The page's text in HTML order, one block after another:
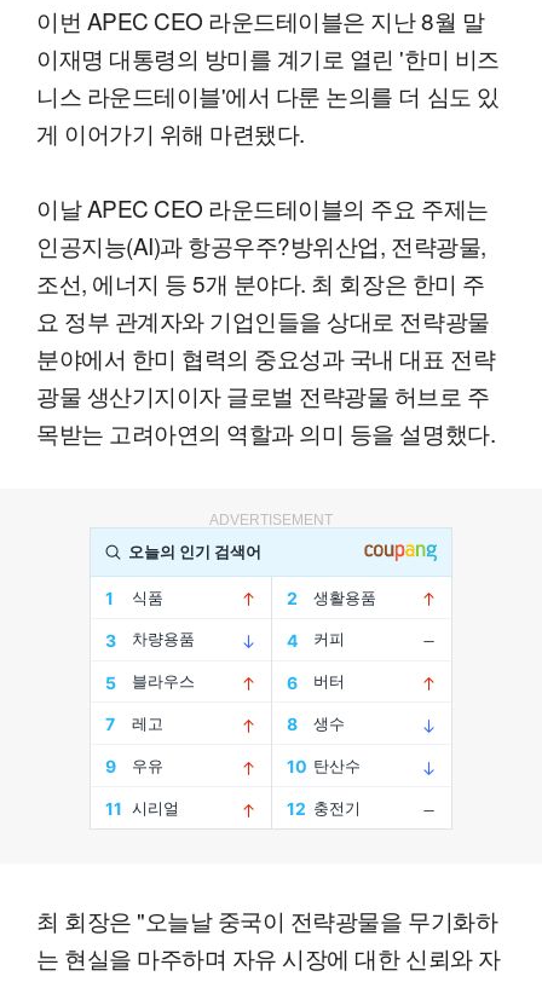
이번 APEC CEO 라운드테이블은 지난 8월 말
이재명 대통령의 방미를 계기로 열린 '한미 비즈
니스 라운드테이블'에서 다룬 논의를 더 심도 있
게 이어가기 위해 마련됐다.
이날 APEC CEO 라운드테이블의 주요 주제는
인공지능(AI)과 항공우주?방위산업, 전략광물,
조선, 에너지 등 5개 분야다. 최 회장은 한미 주
요 정부 관계자와 기업인들을 상대로 전략광물
분야에서 한미 협력의 중요성과 국내 대표 전략
광물 생산기지이자 글로벌 전략광물 허브로 주
목받는 고려아연의 역할과 의미 등을 설명했다.
ADVERTISEMENT
최 회장은 "오늘날 중국이 전략광물을 무기화하
는 현실을 마주하며 자유 시장에 대한 신뢰와 자